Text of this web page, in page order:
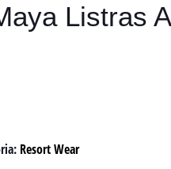
Listras
Resort Wear